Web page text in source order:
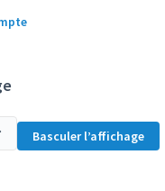
Basculer l’affichage